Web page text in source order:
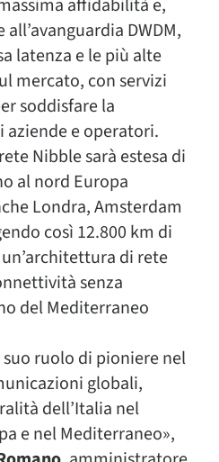
affidabilità e,
DWDM,
latenza e le più alte
mercato, con servizi
soddisfare la
aziende e operatori.
Nibble sarà estesa di
al nord Europa
Londra, Amsterdam
così 12.800 km di
di rete
senza
del Mediterraneo
ruolo di pioniere nel
globali,
dell’Italia nel
e nel Mediterraneo»,